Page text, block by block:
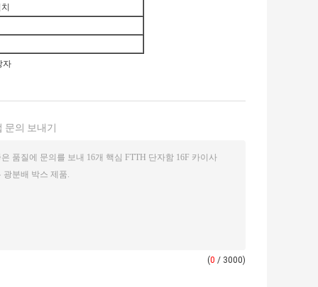
자
문의 보내기
(0 / 3000)